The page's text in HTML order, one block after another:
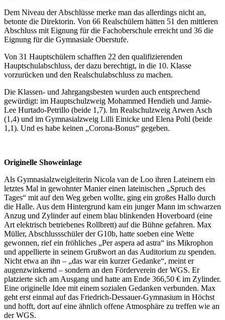
Dem Niveau der Abschlüsse merke man das allerdings nicht an,
betonte die Direktorin. Von 66 Realschülern hätten 51 den mittleren
Abschluss mit Eignung für die Fachoberschule erreicht und 36 die
Eignung für die Gymnasiale Oberstufe.
Von 31 Hauptschülern schafften 22 den qualifizierenden
Hauptschulabschluss, der dazu berechtigt, in die 10. Klasse
vorzurücken und den Realschulabschluss zu machen.
Die Klassen- und Jahrgangsbesten wurden auch entsprechend
gewürdigt: im Hauptschulzweig Mohammed Hendieh und Jamie-
Lee Hurtado-Petrillo (beide 1,7). Im Realschulzweig Arwen Asch
(1,4) und im Gymnasialzweig Lilli Einicke und Elena Pohl (beide
1,1). Und es habe keinen „Corona-Bonus“ gegeben.
Originelle Showeinlage
Als Gymnasialzweigleiterin Nicola van de Loo ihren Lateinern ein
letztes Mal in gewohnter Manier einen lateinischen „Spruch des
Tages“ mit auf den Weg geben wollte, ging ein großes Hallo durch
die Halle. Aus dem Hintergrund kam ein junger Mann im schwarzen
Anzug und Zylinder auf einem blau blinkenden Hoverboard (eine
Art elektrisch betriebenes Rollbrett) auf die Bühne gefahren. Max
Müller, Abschlussschüler der G10b, hatte soeben eine Wette
gewonnen, rief ein fröhliches „Per aspera ad astra“ ins Mikrophon
und appellierte in seinem Grußwort an das Auditorium zu spenden.
Nicht etwa an ihn – „das war ein kurzer Gedanke“, meint er
augenzwinkernd – sondern an den Förderverein der WGS. Er
platzierte sich am Ausgang und hatte am Ende 366,50 € im Zylinder.
Eine originelle Idee mit einem sozialen Gedanken verbunden. Max
geht erst einmal auf das Friedrich-Dessauer-Gymnasium in Höchst
und hofft, dort auf eine ähnlich offene Atmosphäre zu treffen wie an
der WGS.